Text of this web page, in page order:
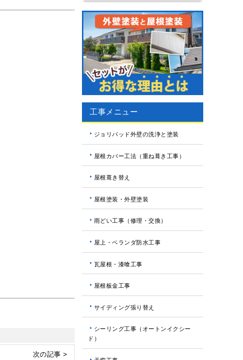
次の記事 >
工事メニュー
ジョリパッド外壁の洗浄と塗装
屋根カバー工法（重ね葺き工事）
屋根葺き替え
屋根塗装・外壁塗装
雨どい工事（修理・交換）
屋上・ベランダ防水工事
瓦屋根・漆喰工事
屋根板金工事
サイディング張り替え
シーリング工事（オートンイクシー
ド）